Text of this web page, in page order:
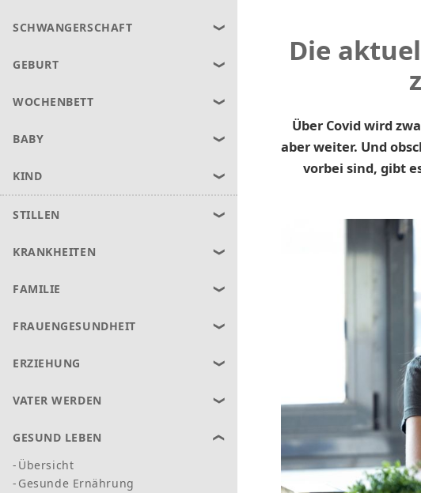
SCHWANGERSCHAFT
GEBURT
WOCHENBETT
BABY
KIND
STILLEN
KRANKHEITEN
FAMILIE
FRAUENGESUNDHEIT
ERZIEHUNG
VATER WERDEN
GESUND LEBEN
Übersicht
Gesunde Ernährung
Die
Über Covid wird
aber weiter. Und
vorbei sind, gibt